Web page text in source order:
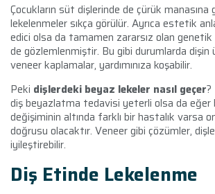
Çocukların süt dişlerinde de çürük manasına
lekelenmeler sıkça görülür. Ayrıca estetik
edici olsa da tamamen zararsız olan
de gözlemlenmiştir. Bu gibi durumlarda dişin
veneer kaplamalar, yardımınıza koşabilir.
Peki dişlerdeki beyaz lekeler nasıl geçer?
diş beyazlatma tedavisi yeterli olsa da eğer
değişiminin altında farklı bir hastalık varsa
doğrusu olacaktır. Veneer gibi çözümler,
iyileştirebilir.
Diş Etinde Lekelenme